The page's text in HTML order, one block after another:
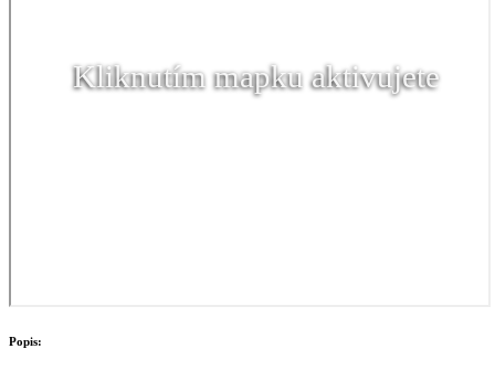
Kliknutím mapku aktivujete
Popis: